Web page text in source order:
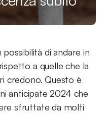
di andare in
a quelle che la
credono. Questo è
anticipate 2024 che
sfruttate da molti